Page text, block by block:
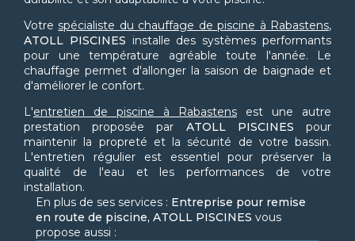
Votre spécialiste du chauffage de piscine à Rabastens,
ATOLL PISCINES installe des systèmes performants
pour une température agréable toute l'année. Le
chauffage permet d'allonger la saison de baignade et
d'améliorer le confort.
L'entretien de piscine à Rabastens est une autre
prestation proposée par ATOLL PISCINES pour
maintenir la propreté et la sécurité de votre bassin.
L'entretien régulier est essentiel pour préserver la
qualité de l'eau et les performances de votre
installation.
En plus de ses services : Entreprise pour remise
en route de piscine, ATOLL PISCINES vous
propose aussi :